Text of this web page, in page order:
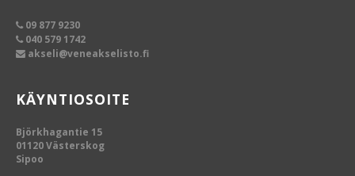
09 877 9230
040 579 1742
akseli@veneakselisto.fi
KÄYNTIOSOITE
Björkhagantie 15
01120 Västerskog
Sipoo